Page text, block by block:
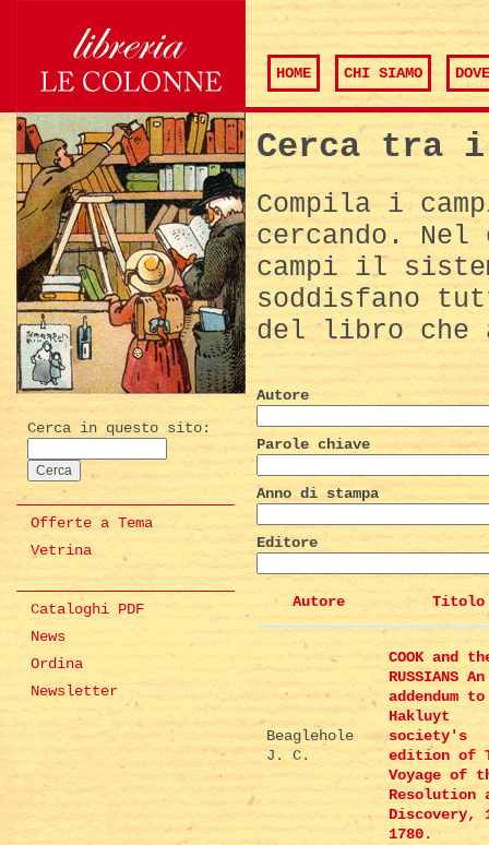
HOME CHI SIAMO
Cerca in questo sito:
Offerte a Tema
Vetrina
Cataloghi PDF
News
Ordina
Newsletter
Cerca tra
Compila i
cercando.
campi il
soddisfano
del libro che
Autore
Parole chiave
Anno di stampa
Editore
Autore Titolo
Beaglehole
J. C.
COOK and
RUSSIANS An
addendum
Hakluyt
society's
edition of
Voyage of
Resolution
Discovery,
1780.